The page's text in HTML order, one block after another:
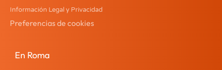
Información Legal y Privacidad
Preferencias de cookies
En Roma